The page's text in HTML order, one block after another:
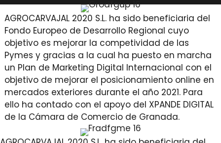
AGROCARVAJAL 2020 S.L. ha sido beneficiaria del
Fondo Europeo de Desarrollo Regional cuyo
objetivo es mejorar la competividad de las
Pymes y gracias a la cual ha puesto en marcha
un Plan de Marketing Digital Internacional con el
objetivo de mejorar el posicionamiento online en
mercados exteriores durante el año 2021. Para
ello ha contado con el apoyo del XPANDE DIGITAL
de la Cámara de Comercio de Granada.